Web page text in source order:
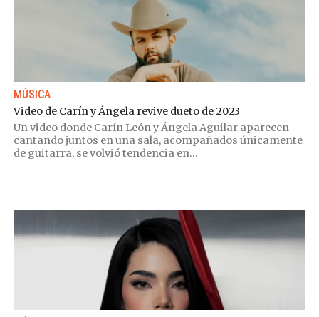
MÚSICA
Video de Carín y Ángela revive dueto de 2023
Un video donde Carín León y Ángela Aguilar aparecen
cantando juntos en una sala, acompañados únicamente
de guitarra, se volvió tendencia en...